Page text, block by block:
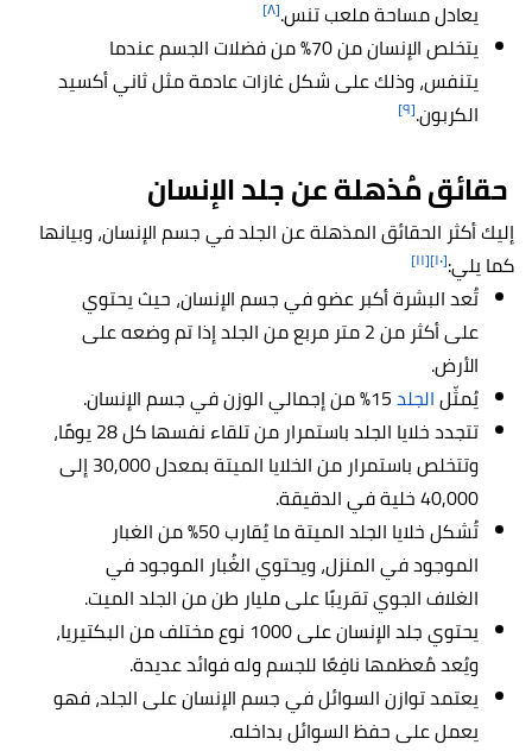
يعادل مساحة ملعب تنس.[٨]
يتخلص الإنسان من 70% من فضلات الجسم عندما
يتنفس، وذلك على شكل غازات عادمة مثل ثاني أكسيد
الكربون.[٩]
حقائق مُذهلة عن جلد الإنسان
إليك أكثر الحقائق المذهلة عن الجلد في جسم الإنسان، وبيانها
كما يلي:[١٠] [١١]
تُعد البشرة أكبر عضو في جسم الإنسان، حيث يحتوي
على أكثر من 2 متر مربع من الجلد إذا تم وضعه على
الأرض.
يُمثّلالجلد
تتجدد خلايا الجلد باستمرار من تلقاء نفسها كل 28 يومًا،
وتتخلص باستمرار من الخلايا الميتة بمعدل 30,000 إلى
40,000 خلية في الدقيقة.
تُشكل خلايا الجلد الميتة ما يُقارب 50% من الغبار
الموجود في المنزل، ويحتوي الغُبار الموجود في
الغلاف الجوي تقريبًا على مليار طن من الجلد الميت.
يحتوي جلد الإنسان على 1000 نوع مختلف من البكتيريا،
ويُعد مُعظمها نافِعًا للجسم وله فوائد عديدة.
يعتمد توازن السوائل في جسم الإنسان على الجلد، فهو
يعمل على حفظ السوائل بداخله.